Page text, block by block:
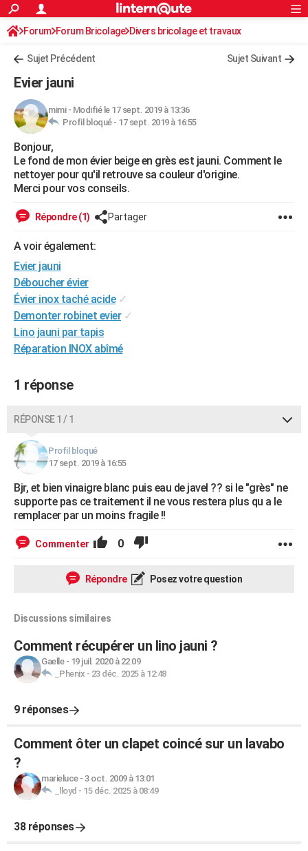
ACTUALITÉS
Politique
Société
Faits Divers
Education
Monde
Villes
+
FINANCE
Retraite
Impôts
Epargne
Immobilier
Risques naturels par ville
Banque
Assurance
Crédit
AUTO
Essais
Réserver un essai
Citadines
Berlines
SUV
Forum auto
+HIGH-TECH
Mobiles
Meilleur smartphone
Internet
Ordinateurs
Jeux vidéo
Guide high-tech
+BRICOLAGE
Forum
Aménagement intérieur
Extérieur
Cuisine
Salle de bains
Jardinage
Rangement
WEEK-END
LIFESTYLE
Art de vivre
Bien-être
Loisirs
Mode
Modes de vie
SANTE
Alimentation
Guide de la santé
Maladies
Médicaments
Sommeil
VOYAGE
Destinations
City break
Voyage nature
Voyage de noces
Forum
Climat
+PHOTO
GUIDES D'ACHAT
BONS PLANS
Dictionnaire
Biographies
Citations
Expressions
Proverbes
PROGRAMME TV
COPAINS D'AVANT
S'inscrire
Se connecter
Lycées
Collèges
Primaires
Universités
Entreprises
Service militaire
Avis de recherche
AVIS DE DÉCÈS
FORUM
Rechercher
S'inscrire
Connexion
Forum Forum Bricolage Divers bricolage et travaux
Sujet Précédent Sujet Suivant
Evier jauni
mimi- Modifié le 17 sept. 2019 à 13:36
Profil bloqué - 17 sept. 2019 à 16:55
Bonjour,
Le fond de mon évier beige en grès est jauni. Comment le
nettoyer pour qu'il retrouve sa couleur d'origine.
Merci pour vos conseils.
Répondre (1) Partager
A voir également:
Evier jauni
Déboucher évier
Évier inox taché acide ✓
Demonter robinet evier ✓
Lino jauni par tapis
Réparation INOX abîmé
1 réponse
RÉPONSE 1 / 1
Profil bloqué
17 sept. 2019 à 16:55
Bjr, et bien vinaigre blanc puis eau de javel ?? si le "grès" ne
supporte pas ce traitement il ne vous restera plus qu a le
remplacer par un moins fragile !!
Commenter 0
Répondre Posez votre question
Discussions similaires
Comment récupérer un lino jauni ?
Gaelle- 19 juil. 2020 à 22:09
_Phenix - 23 déc. 2025 à 12:48
9 réponses
Comment ôter un clapet coincé sur un lavabo
?
marieluce- 3 oct. 2009 à 13:01
_lloyd - 15 déc. 2025 à 08:49
38 réponses